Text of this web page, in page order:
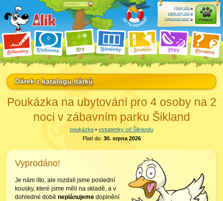
Alíkoviny Klubovna Hry Nástěnky Soutěže Vtipy Poradna
Výhody účtu
Založit nový účet
Zapomenuté heslo?
Přihlásit
Dárek zkatalogu dárků
Poukázka na ubytování pro 4 osoby na 2
noci v zábavním parku Šikland
poukázka • vstupenky od Šiklandu
Platí do: 30. srpna 2026
Vyprodáno!
Je nám líto, ale rozdali jsme poslední
kousky, které jsme měli na skladě, a v
dohledné době neplánujemedoplnění